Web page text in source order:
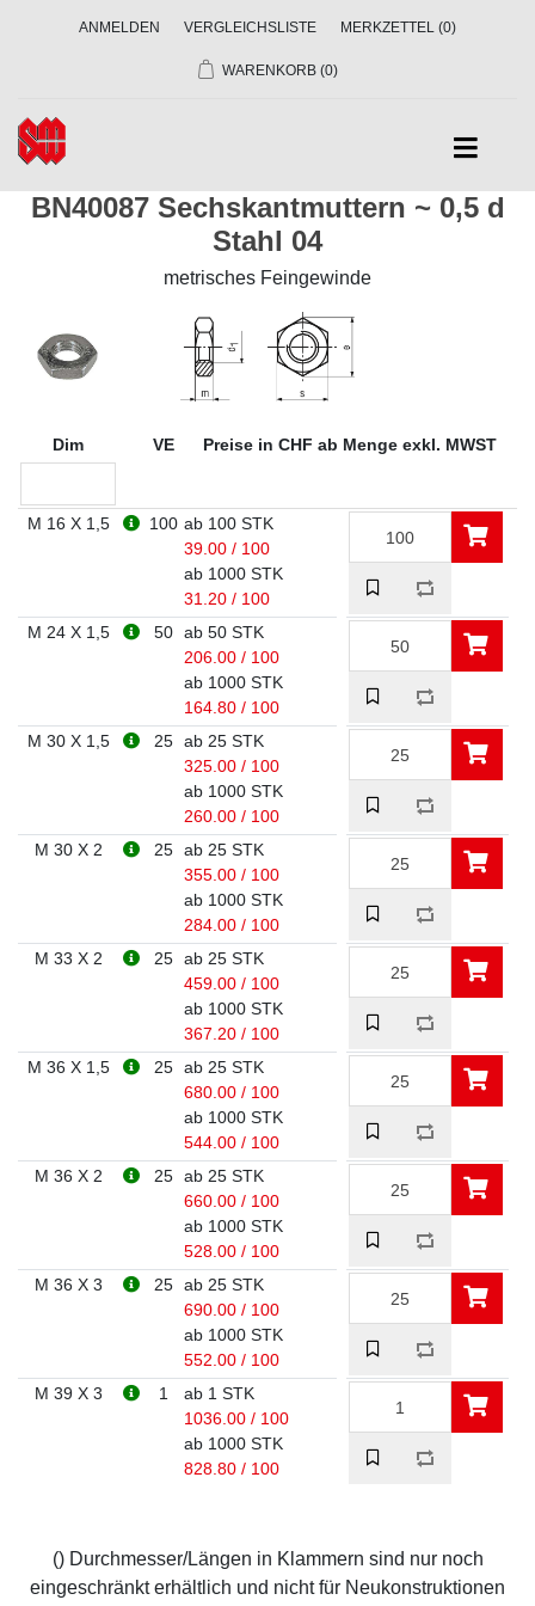
ANMELDEN VERGLEICHSLISTE MERKZETTEL (0)
WARENKORB (0)
BN40087 Sechskantmuttern ~ 0,5 d
Stahl 04
metrisches Feingewinde
Dim VE Preise in CHF ab Menge exkl. MWST
M 16 X 1,5 100 ab 100 STK
39.00 / 100
ab 1000 STK
31.20 / 100
M 24 X 1,5
50 ab 50 STK
206.00 / 100
ab 1000 STK
164.80 / 100
M 30 X 1,5
25 ab 25 STK
325.00 / 100
ab 1000 STK
260.00 / 100
M 30 X 2
25 ab 25 STK
355.00 / 100
ab 1000 STK
284.00 / 100
M 33 X 2
25 ab 25 STK
459.00 / 100
ab 1000 STK
367.20 / 100
M 36 X 1,5
25 ab 25 STK
680.00 / 100
ab 1000 STK
544.00 / 100
M 36 X 2
25 ab 25 STK
660.00 / 100
ab 1000 STK
528.00 / 100
M 36 X 3
25 ab 25 STK
690.00 / 100
ab 1000 STK
552.00 / 100
M 39 X 3
1
ab 1 STK
1036.00 / 100
ab 1000 STK
828.80 / 100
() Durchmesser/Längen in Klammern sind nur noch
eingeschränkt erhältlich und nicht für Neukonstruktionen